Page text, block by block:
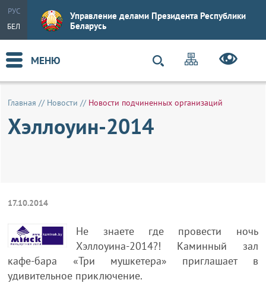
РУС
БЕЛ
Управление делами Президента Республики
Беларусь
МЕНЮ
Главная // Новости // Новости подчиненных организаций
Хэллоуин-2014
17.10.2014
Не знаете где провести ночь
Хэллоуина-2014?! Каминный зал
кафе-бара «Три мушкетера» приглашает в
удивительное приключение.